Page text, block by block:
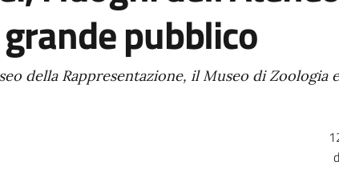
pubblico
della Rappresentazione, il Museo di Zoologia